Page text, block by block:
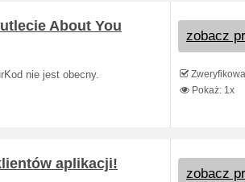
About You
nie jest obecny.
zobacz
Pokaż: 1x
aplikacji!
zobacz